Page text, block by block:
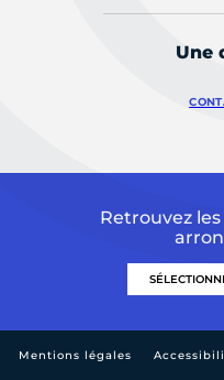
Une
Retrouvez
Mentions légales